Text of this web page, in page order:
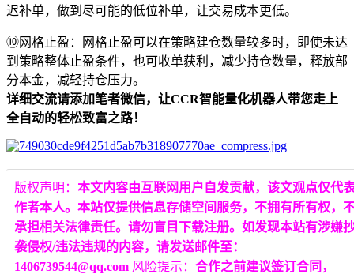
迟补单，做到尽可能的低位补单，让交易成本更低。
⑩网格止盈：网格止盈可以在策略建仓数量较多时，即使未达
到策略整体止盈条件，也可收单获利，减少持仓数量，释放部
分本金，减轻持仓压力。
详细交流请添加笔者微信，让CCR智能量化机器人带您走上
全自动的轻松致富之路！
版权声明： 本文内容由互联网用户自发贡献，该文观点仅代
作者本人。本站仅提供信息存储空间服务，不拥有所有权，
承担相关法律责任。请勿盲目下载注册。如发现本站有涉嫌
袭侵权/违法违规的内容，请发送邮件至：
1406739544@qq.com 风险提示： 合作之前建议签订合同，